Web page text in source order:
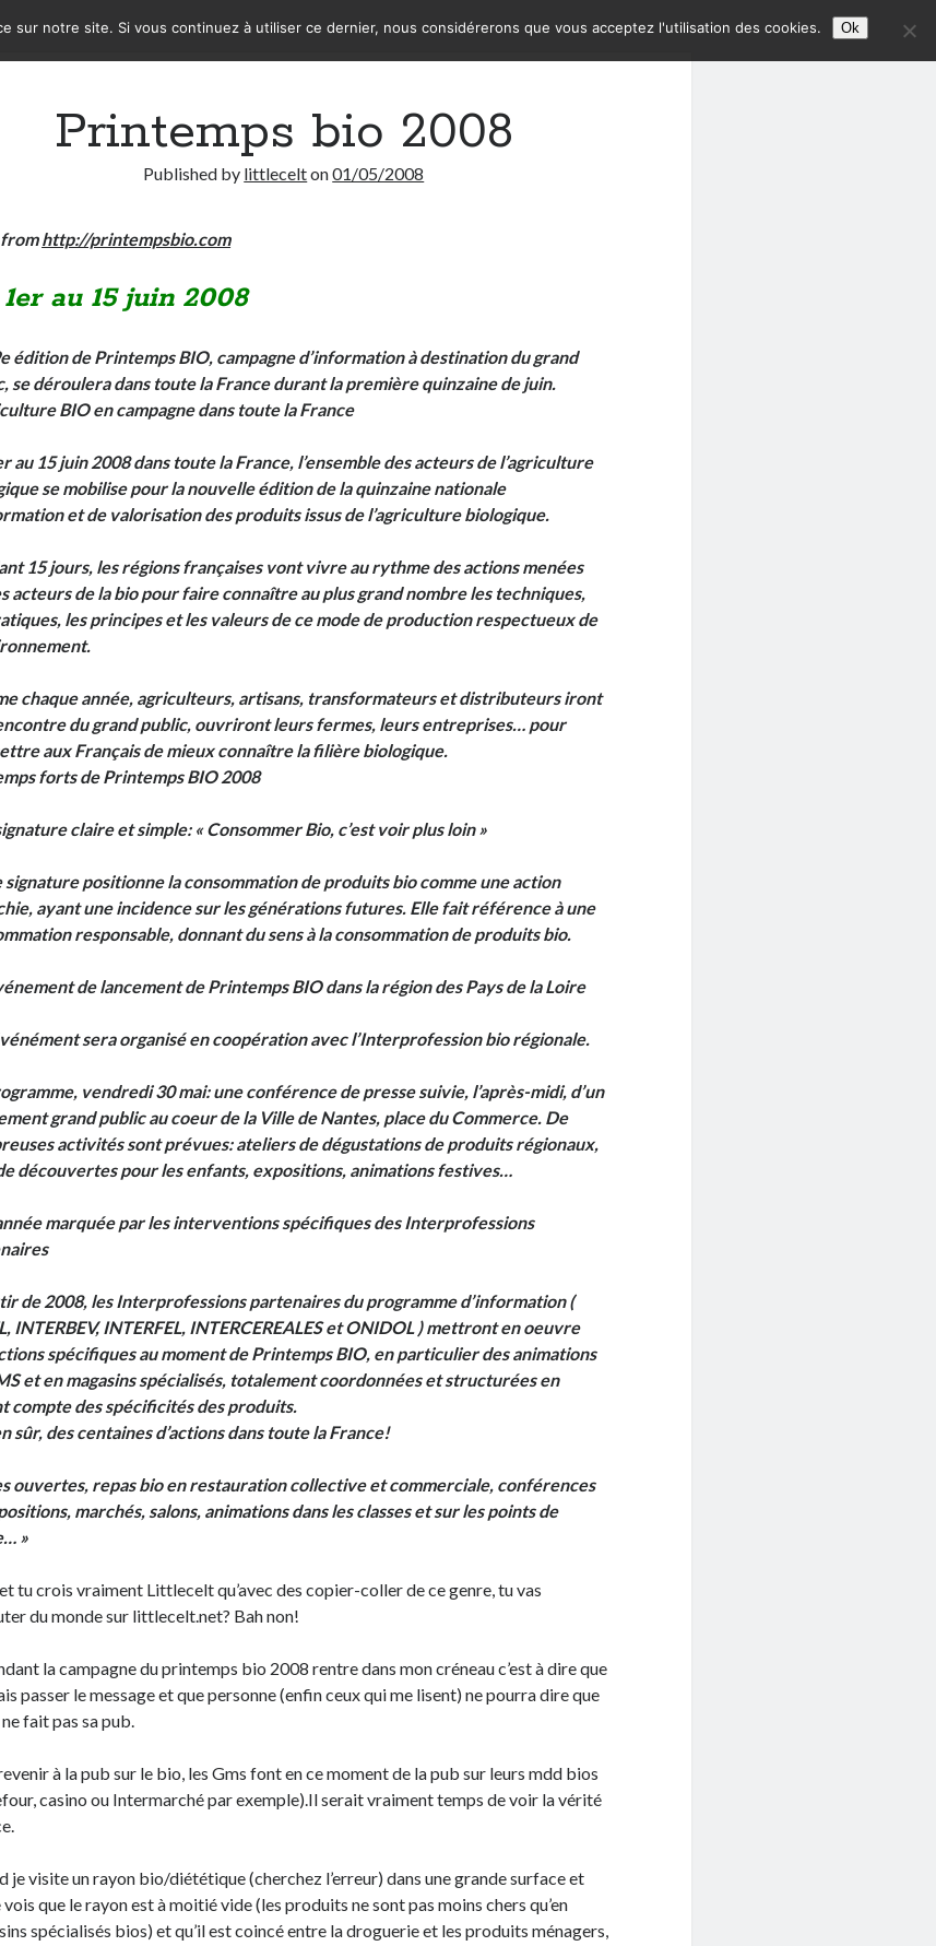
Printemps bio 2008
Published by littlecelton01/05/2008
http://printempsbio.com
au 15 juin 2008
édition de Printemps BIO, campagne d’information à destination du grand
se déroulera dans toute la France durant la première quinzaine de juin.
BIO en campagne dans toute la France
au 15 juin 2008 dans toute la France, l’ensemble des acteurs de l’agriculture
se mobilise pour la nouvelle édition de la quinzaine nationale
et de valorisation des produits issus de l’agriculture biologique.
15 jours, les régions françaises vont vivre au rythme des actions menées
acteurs de la bio pour faire connaître au plus grand nombre les techniques,
les principes et les valeurs de ce mode de production respectueux de
chaque année, agriculteurs, artisans, transformateurs et distributeurs iront
du grand public, ouvriront leurs fermes, leurs entreprises… pour
aux Français de mieux connaître la filière biologique.
forts de Printemps BIO 2008
claire et simple: « Consommer Bio, c’est voir plus loin »
signature positionne la consommation de produits bio comme une action
ayant une incidence sur les générations futures. Elle fait référence à une
responsable, donnant du sens à la consommation de produits bio.
de lancement de Printemps BIO dans la région des Pays de la Loire
sera organisé en coopération avec l’Interprofession bio régionale.
vendredi 30 mai: une conférence de presse suivie, l’après-midi, d’un
grand public au coeur de la Ville de Nantes, place du Commerce. De
activités sont prévues: ateliers de dégustations de produits régionaux,
découvertes pour les enfants, expositions, animations festives…
marquée par les interventions spécifiques des Interprofessions
de 2008, les Interprofessions partenaires du programme d’information (
INTERBEV, INTERFEL, INTERCEREALES et ONIDOL ) mettront en oeuvre
spécifiques au moment de Printemps BIO, en particulier des animations
et en magasins spécialisés, totalement coordonnées et structurées en
compte des spécificités des produits.
sûr, des centaines d’actions dans toute la France!
ouvertes, repas bio en restauration collective et commerciale, conférences
marchés, salons, animations dans les classes et sur les points de
»
tu crois vraiment Littlecelt qu’avec des copier-coller de ce genre, tu vas
du monde sur littlecelt.net? Bah non!
la campagne du printemps bio 2008 rentre dans mon créneau c’est à dire que
passer le message et que personne (enfin ceux qui me lisent) ne pourra dire que
fait pas sa pub.
à la pub sur le bio, les Gms font en ce moment de la pub sur leurs mdd bios
casino ou Intermarché par exemple).Il serait vraiment temps de voir la vérité
je visite un rayon bio/diététique (cherchez l’erreur) dans une grande surface et
vois que le rayon est à moitié vide (les produits ne sont pas moins chers qu’en
spécialisés bios) et qu’il est coincé entre la droguerie et les produits ménagers,
sur notre site. Si vous continuez à utiliser ce dernier, nous considérerons que vous acceptez l'utilisation des cookies. Ok